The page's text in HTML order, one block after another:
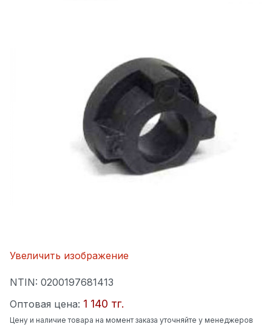
Увеличить изображение
NTIN: 0200197681413
Оптовая цена: 1 140 тг.
Цену и наличие товара на момент заказа уточняйте у менеджеров